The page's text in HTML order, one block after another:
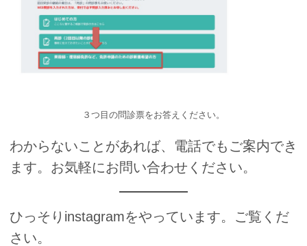
３つ目の問診票をお答えください。
わからないことがあれば、電話でもご案内でき
ます。お気軽にお問い合わせください。
ひっそりinstagramをやっています。ご覧くだ
さい。